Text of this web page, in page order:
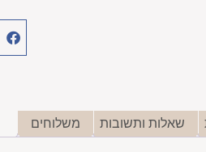
שאלות ותשובות משלוחים